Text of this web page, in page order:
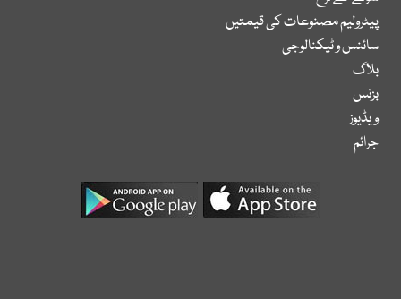
پیٹرولیم مصنوعات کی قیمتیں
سائنس و ٹیکنالوجی
بلاگ
بزنس
ویڈیوز
جرائم